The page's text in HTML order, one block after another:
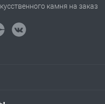
камня на заказ